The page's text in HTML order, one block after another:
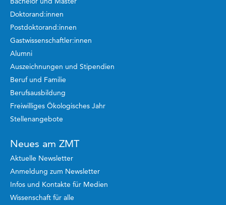
Doktorand:innen
Postdoktorand:innen
Gastwissenschaftler:innen
Alumni
Auszeichnungen und Stipendien
Beruf und Familie
Berufsausbildung
Freiwilliges Ökologisches Jahr
Stellenangebote
Neues am ZMT
Aktuelle Newsletter
Anmeldung zum Newsletter
Infos und Kontakte für Medien
Wissenschaft für alle